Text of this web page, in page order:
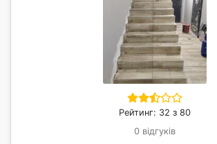
Рейтинг: 32 з 80
0 відгуків